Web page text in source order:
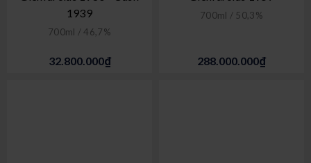
1939
700ml / 46,7%
32.800.000₫
700ml / 50,3%
288.000.000₫